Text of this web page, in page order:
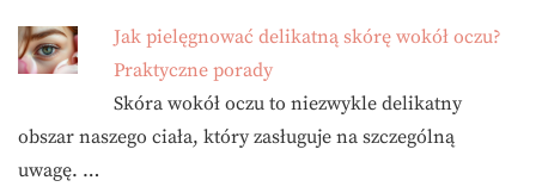
Jak pielęgnować delikatną skórę wokół oczu?
Praktyczne porady
Skóra wokół oczu to niezwykle delikatny
obszar naszego ciała, który zasługuje na szczególną
uwagę. …